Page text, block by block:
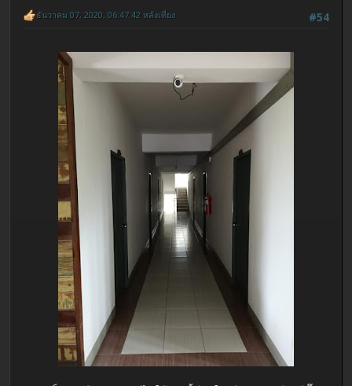
#54
ธันวาคม 07, 2020, 06:47:42 หลังเที่ยง